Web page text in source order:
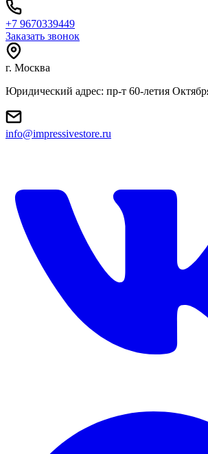
+7 9670339449
Заказать звонок
г. Москва
Юридический адрес: пр-т 60-летия
info@impressivestore.ru